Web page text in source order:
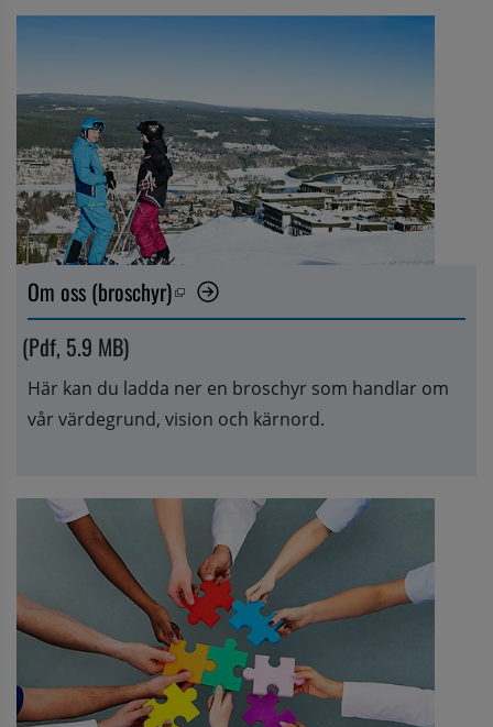
Om oss (broschyr)
Pdf, 5.9 MB, öppnas i nytt fönster.
(Pdf, 5.9 MB)
Här kan du ladda ner en broschyr som handlar om
vår värdegrund, vision och kärnord.